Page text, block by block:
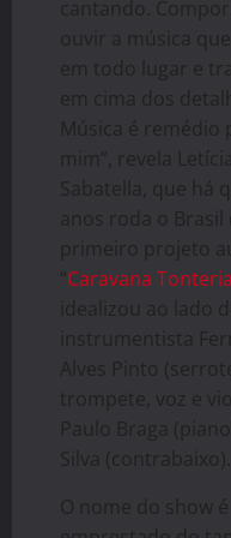
cantando.
ouvir a música
em todo lugar e
em cima dos
Música é remédio
mim”, revela Letícia
Sabatella, que há
anos roda o Brasil
primeiro projeto
“Caravana Tonteria
idealizou ao lado
instrumentista
Alves Pinto
trompete, voz e
Paulo Braga
Silva (contrabaixo).
O nome do show é